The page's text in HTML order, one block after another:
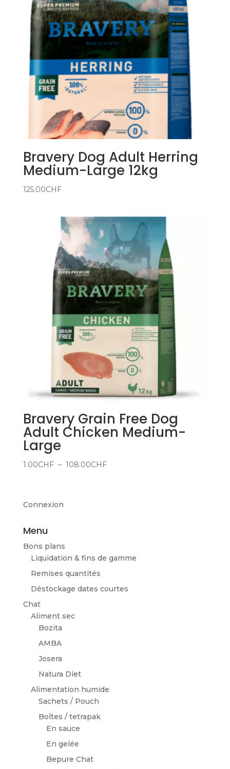
Bravery Dog Adult Herring
Medium-Large 12kg
125.00CHF
Bravery Grain Free Dog
Adult Chicken Medium-
Large
1.00CHF – 108.00CHFPlage
Connexion
Menu
Bons plans
Liquidation & fins de gamme
Remises quantités
Déstockage dates courtes
Chat
Aliment sec
Bozita
AMBA
Josera
Natura Diet
Alimentation humide
Sachets / Pouch
Boîtes / tetrapak
En sauce
En gelée
Bepure Chat